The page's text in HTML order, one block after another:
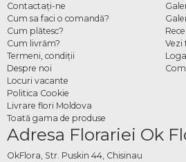
Contactaţi-ne
Cum sa faci o comandă?
Cum plătesc?
Cum livrăm?
Termeni, condiţii
Despre noi
Locuri vacante
Politica Cookie
Livrare flori Moldova
Toată gama de produse
Vezi
Adresa Florariei Ok
OkFlora, Str. Puskin 44, Chisinau